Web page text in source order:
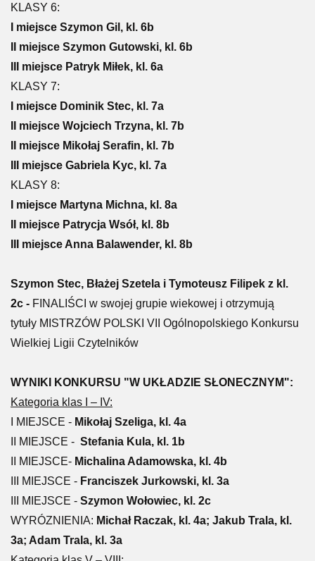
KLASY 6:
I miejsce Szymon Gil, kl. 6b
II miejsce Szymon Gutowski, kl. 6b
III miejsce Patryk Miłek, kl. 6a
KLASY 7:
I miejsce Dominik Stec, kl. 7a
II miejsce Wojciech Trzyna, kl. 7b
II miejsce Mikołaj Serafin, kl. 7b
III miejsce Gabriela Kyc, kl. 7a
KLASY 8:
I miejsce Martyna Michna, kl. 8a
II miejsce Patrycja Wsół, kl. 8b
III miejsce Anna Balawender, kl. 8b
Szymon Stec, Błażej Szetela i Tymoteusz Filipek z kl.
2c - FINALIŚCI w swojej grupie wiekowej i otrzymują
tytuły MISTRZÓW POLSKI VII Ogólnopolskiego Konkursu
Wielkiej Ligii Czytelników
WYNIKI KONKURSU "W UKŁADZIE SŁONECZNYM":
Kategoria klas I – IV:
I MIEJSCE - Mikołaj Szeliga, kl. 4a
II MIEJSCE - Stefania Kula, kl. 1b
II MIEJSCE- Michalina Adamowska, kl. 4b
III MIEJSCE - Franciszek Jurkowski, kl. 3a
III MIEJSCE - Szymon Wołowiec, kl. 2c
WYRÓZNIENIA: Michał Raczak, kl. 4a; Jakub Trala, kl.
3a; Adam Trala, kl. 3a